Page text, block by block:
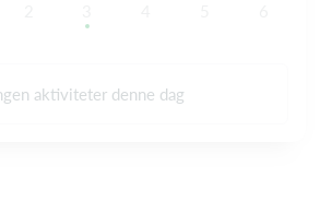
aktiviteter denne dag